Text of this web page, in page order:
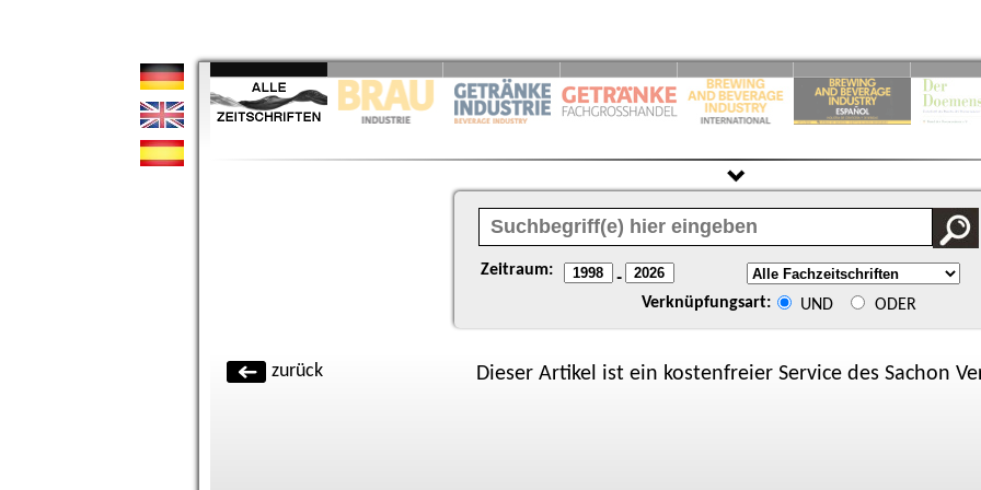
Zeitraum: -
Verknüpfungsart: UND ODER
zurück Dieser Artikel ist ein kostenfreier Service des Sachon